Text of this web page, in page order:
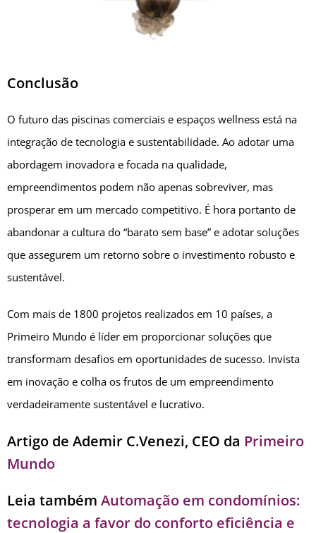
Conclusão
O futuro das piscinas comerciais e espaços wellness está na
integração de tecnologia e sustentabilidade. Ao adotar uma
abordagem inovadora e focada na qualidade,
empreendimentos podem não apenas sobreviver, mas
prosperar em um mercado competitivo. É hora portanto de
abandonar a cultura do “barato sem base” e adotar soluções
que assegurem um retorno sobre o investimento robusto e
sustentável.
Com mais de 1800 projetos realizados em 10 países, a
Primeiro Mundo é líder em proporcionar soluções que
transformam desafios em oportunidades de sucesso. Invista
em inovação e colha os frutos de um empreendimento
verdadeiramente sustentável e lucrativo.
Artigo de Ademir C.Venezi, CEO da Primeiro
Mundo
Leia também Automação em condomínios:
tecnologia a favor do conforto eficiência e